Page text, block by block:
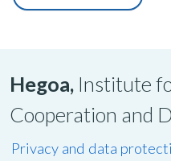
Hegoa, Institute
Cooperation and
Privacy and data